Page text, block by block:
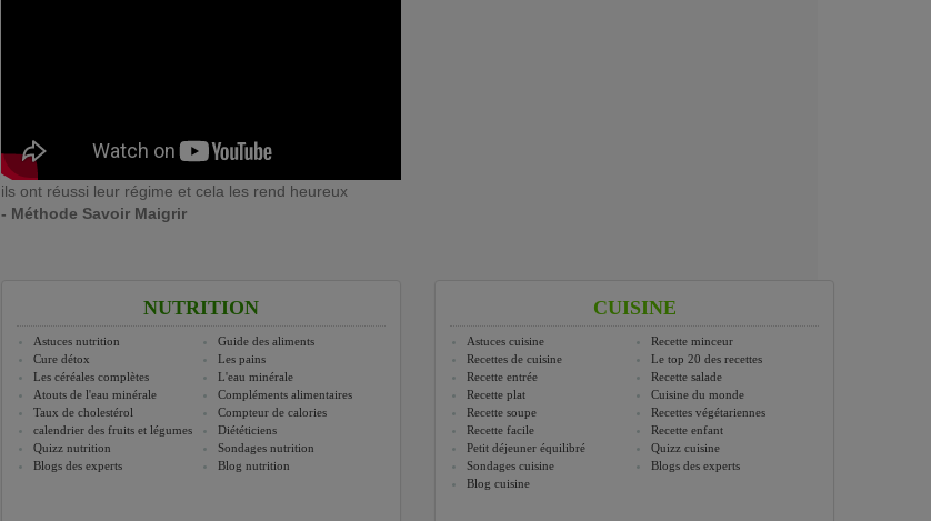
ils ont réussi leur régime et cela les rend heureux
- Méthode Savoir Maigrir
NUTRITION
Astuces nutrition
Guide des aliments
Cure détox
Les pains
Les céréales complètes
L'eau minérale
Atouts de l'eau minérale
Compléments alimentaires
Taux de cholestérol
Compteur de calories
calendrier des fruits et légumes
Diététiciens
Quizz nutrition
Sondages nutrition
Blogs des experts
Blog nutrition
CUISINE
Astuces cuisine
Recette minceur
Recettes de cuisine
Le top 20 des recettes
Recette entrée
Recette salade
Recette plat
Cuisine du monde
Recette soupe
Recettes végétariennes
Recette facile
Recette enfant
Petit déjeuner équilibré
Quizz cuisine
Sondages cuisine
Blogs des experts
Blog cuisine